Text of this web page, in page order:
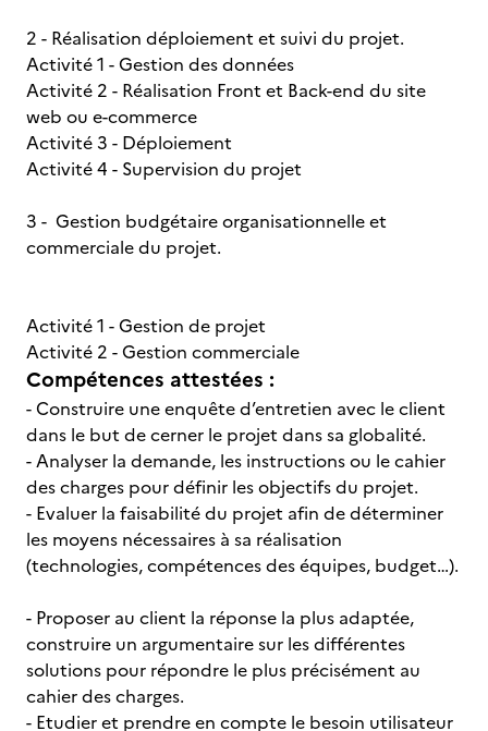
2 - Réalisation déploiement et suivi du projet.
Activité 1 - Gestion des données
Activité 2 - Réalisation Front et Back-end du site
web ou e-commerce
Activité 3 - Déploiement
Activité 4 - Supervision du projet
3 - Gestion budgétaire organisationnelle et
commerciale du projet.
Activité 1 - Gestion de projet
Activité 2 - Gestion commerciale
Compétences attestées :
- Construire une enquête d’entretien avec le client
dans le but de cerner le projet dans sa globalité.
- Analyser la demande, les instructions ou le cahier
des charges pour définir les objectifs du projet.
- Evaluer la faisabilité du projet afin de déterminer
les moyens nécessaires à sa réalisation
(technologies, compétences des équipes, budget…).
- Proposer au client la réponse la plus adaptée,
construire un argumentaire sur les différentes
solutions pour répondre le plus précisément au
cahier des charges.
- Etudier et prendre en compte le besoin utilisateur